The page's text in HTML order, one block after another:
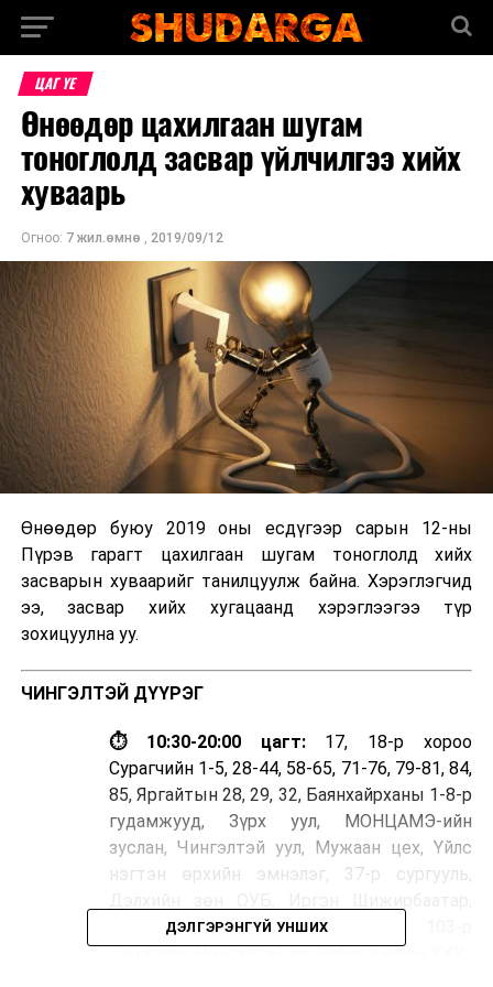
ЦАГ ҮЕ
Өнөөдөр цахилгаан шугам
тоноглолд засвар үйлчилгээ хийх
хуваарь
Огноо: 7 жил.өмнө , 2019/09/12
Өнөөдөр буюу 2019 оны есдүгээр сарын 12-ны
Пүрэв гарагт цахилгаан шугам тоноглолд хийх
засварын хуваарийг танилцуулж байна. Хэрэглэгчид
ээ, засвар хийх хугацаанд хэрэглээгээ түр
зохицуулна уу.
ЧИНГЭЛТЭЙ ДҮҮРЭГ
⏱ 10:30-20:00 цагт:17, 18-р хороо
Сурагчийн 1-5, 28-44, 58-65, 71-76, 79-81, 84,
85, Яргайтын 28, 29, 32, Баянхайрханы 1-8-р
гудамжууд, Зүрх уул, МОНЦАМЭ-ийн
зуслан, Чингэлтэй уул, Мужаан цех, Үйлс
нэгтэн өрхийн эмнэлэг, 37-р сургууль,
Бумбаа /дэлгүүрүүд/, 103-р
цэцэрлэг, Чингэлтэй аз, Элбэг дулаан ХХК-
ДЭЛГЭРЭНГҮЙ УНШИХ